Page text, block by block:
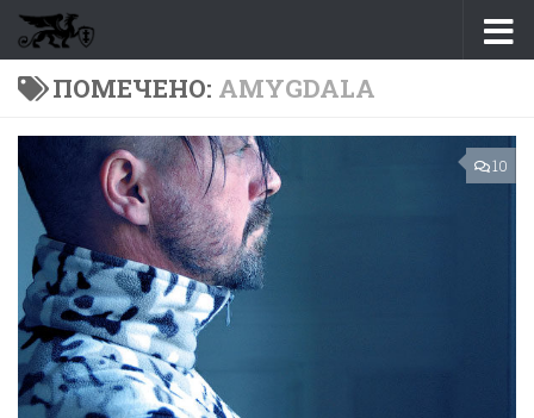
Перейти к содержимому
ПОМЕЧЕНО: AMYGDALA
10